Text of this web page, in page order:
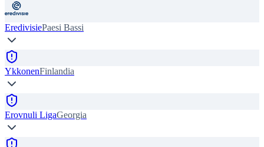
EredivisiePaesi Bassi
YkkonenFinlandia
Erovnuli LigaGeorgia